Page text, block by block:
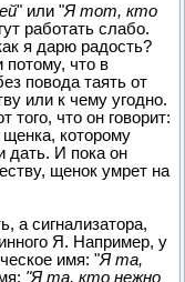
" или "Я тот, кто
работать слабо.
я дарю радость?
что в
повода таять от
или к чему угодно.
того, что он говорит:
которому
дать. И пока он
щенок умрет на
а сигнализатора,
Я. Например, у
имя: "Я та,
"Я та, кто нежно